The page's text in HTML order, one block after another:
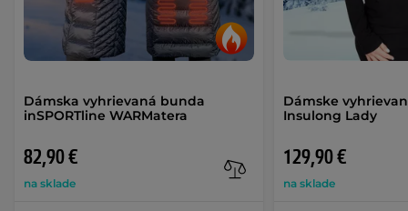
Dámska vyhrievaná bunda
inSPORTline WARMatera
82,90 €
na sklade
Dámske
Insulong Lady
129,90 €
na sklade